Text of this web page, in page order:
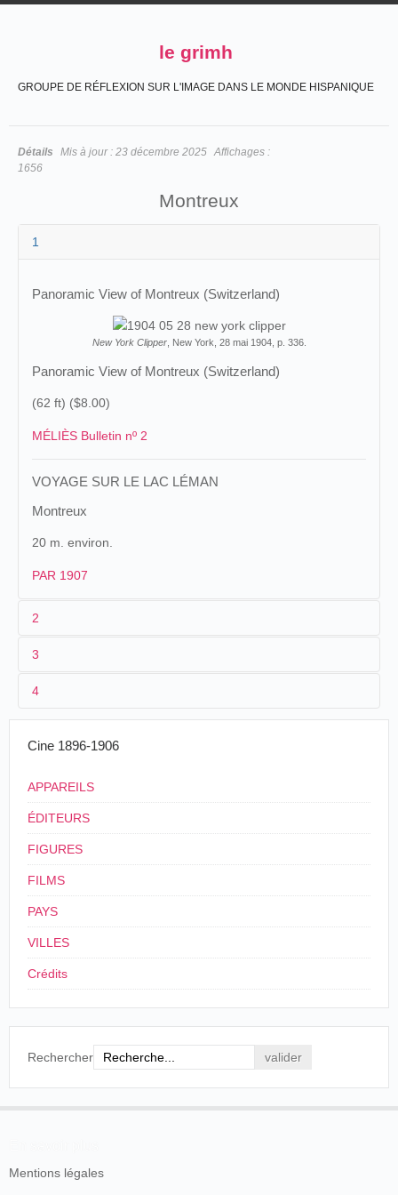
le grimh
GROUPE DE RÉFLEXION SUR L'IMAGE DANS LE MONDE HISPANIQUE
Détails Mis à jour : 23 décembre 2025 Affichages :
1656
Montreux
1
Panoramic View of Montreux (Switzerland)
New York Clipper, New York, 28 mai 1904, p. 336.
Panoramic View of Montreux (Switzerland)
(62 ft) ($8.00)
MÉLIÈS Bulletin nº 2
VOYAGE SUR LE LAC LÉMAN
Montreux
20 m. environ.
PAR 1907
2
1
2
3
<28/05/1904
20 m. environ./62 ft. $8.00
4
Suisse.Montreux
3
4
Cine 1896-1906
APPAREILS
ÉDITEURS
FIGURES
FILMS
PAYS
VILLES
Crédits
Rechercher
Mentions légales